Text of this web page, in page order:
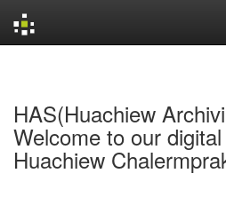
HAS(Huachiew
Welcome to our
Huachiew